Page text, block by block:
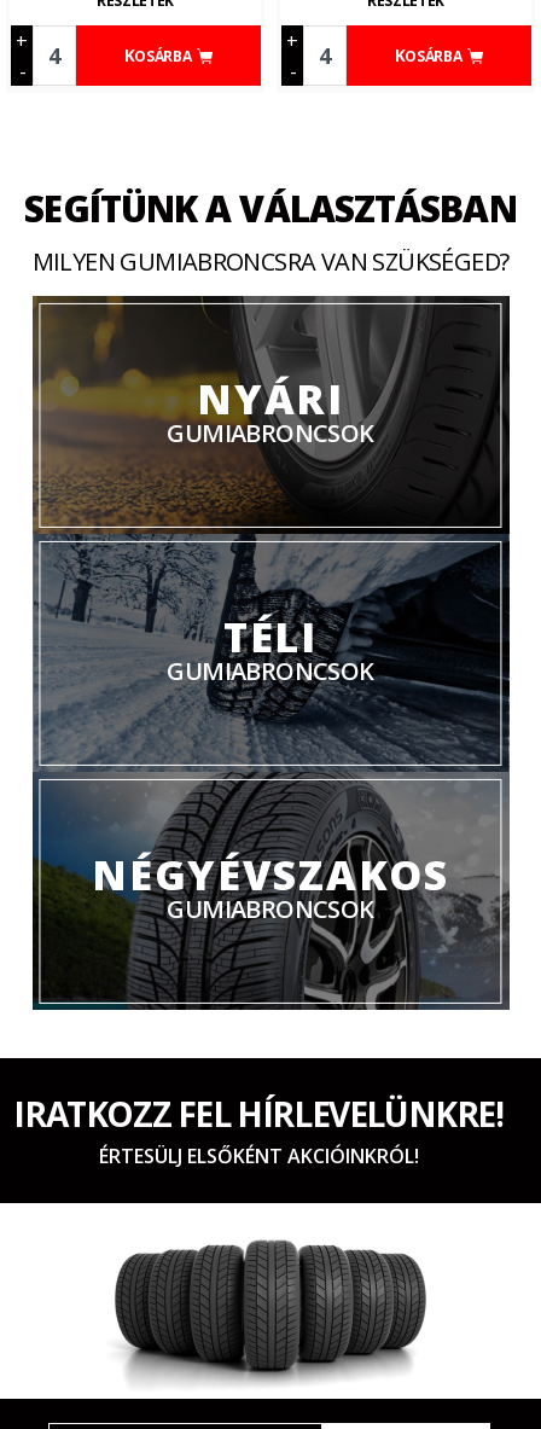
+
-
KOSÁRBA
+
-
KOSÁRBA
SEGÍTÜNK A VÁLASZTÁSBAN
MILYEN GUMIABRONCSRA VAN SZÜKSÉGED?
NYÁRI
GUMIABRONCSOK
TÉLI
GUMIABRONCSOK
NÉGYÉVSZAKOS
GUMIABRONCSOK
IRATKOZZ FEL HÍRLEVELÜNKRE!
ÉRTESÜLJ ELSŐKÉNT AKCIÓINKRÓL!